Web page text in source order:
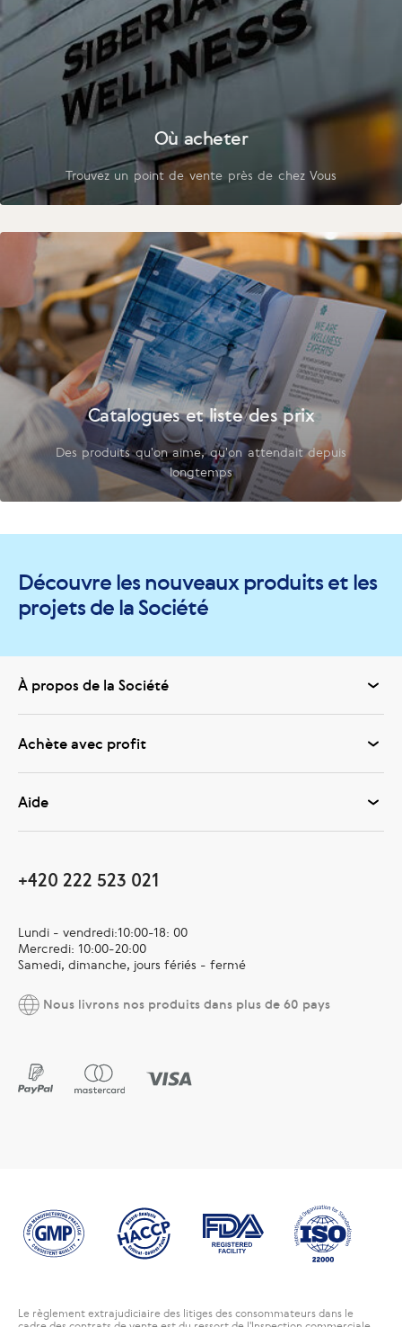
Où acheter
Trouvez un point de vente près de chez Vous
Catalogues et liste des prix
Des produits qu'on aime, qu'on attendait depuis
longtemps
Découvre les nouveaux produits et les
projets de la Société
À propos de la Société
Achète avec profit
Aide
+420 222 523 021
Lundi - vendredi:10:00-18: 00
Mercredi: 10:00-20:00
Samedi, dimanche, jours fériés - fermé
Nous livrons nos produits dans plus de 60 pays
Le règlement extrajudiciaire des litiges des consommateurs dans le